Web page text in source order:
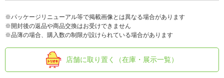
※パッケージリニューアル等で掲載画像とは異なる場合があります
※開封後の返品や商品交換はお受けできません
※品薄の場合、購入数の制限が設けられている場合があります
店舗に取り置く（在庫・展示一覧）